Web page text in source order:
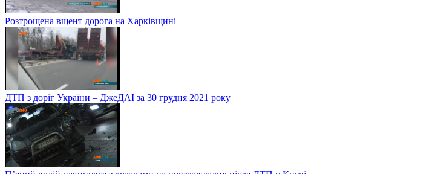
Розтрощена вщент дорога на Харківщині
ДТП з доріг України – ДжеДАІ за 30 грудня 2021 року